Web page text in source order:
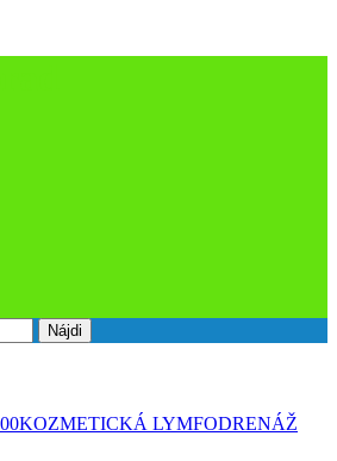
KOZMETICKÁ LYMFODRENÁŽ